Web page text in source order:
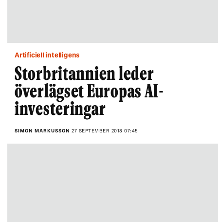
Artificiell intelligens
Storbritannien leder
överlägset Europas AI-
investeringar
SIMON MARKUSSON 27 SEPTEMBER 2018 07:45